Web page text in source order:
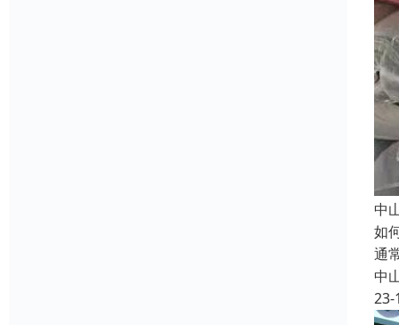
中
如
通
中
23-